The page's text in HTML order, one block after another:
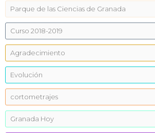
Parque de las Ciencias de Granada
Curso 2018-2019
Agradecimiento
Evolución
cortometrajes
Granada Hoy